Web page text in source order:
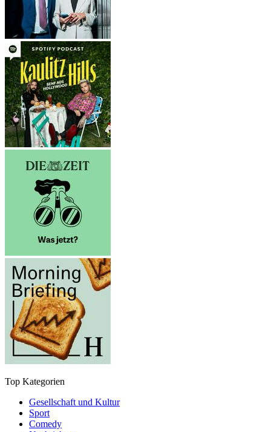
Top Kategorien
Gesellschaft und Kultur
Sport
Comedy